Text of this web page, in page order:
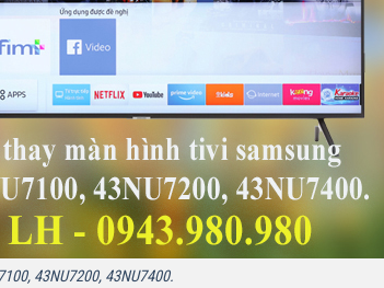
43NU7200, 43NU7400.